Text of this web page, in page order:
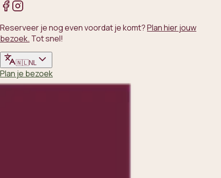
Reserveer je nog even voordat je komt?Plan hier jouw
bezoek. Tot snel!
🇳🇱NL
Plan je bezoek